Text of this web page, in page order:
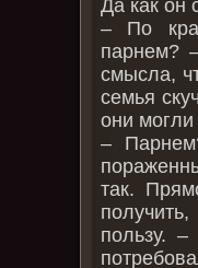
Да как он
– По
парнем?
смысла,
семья
они могли
–
так.
пользу.